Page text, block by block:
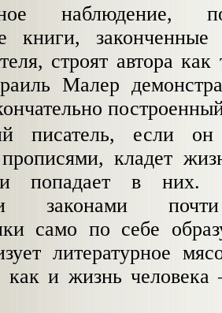
наблюдение,
кни­ги,
строят ав­тора
Малер
писатель, если
кладет
попадает в них.
законами почти
само по себе
литературное
как и жизнь человека